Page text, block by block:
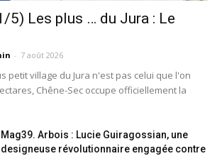
5) Les plus … du Jura : Le
- 7 août 2026
petit village du Jura n'est pas celui que l'on
Chêne-Sec occupe officiellement la
Mag39. Arbois : Lucie Guiragossian, une
designeuse révolutionnaire engagée contre